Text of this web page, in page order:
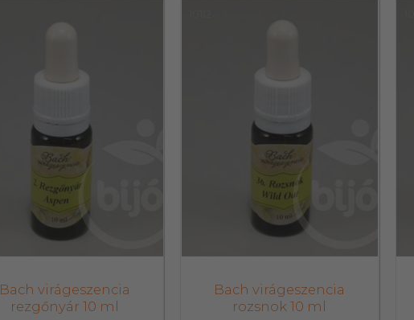
Bach virágeszencia
rezgőnyár 10 ml
Bach virágeszencia
rozsnok 10 ml